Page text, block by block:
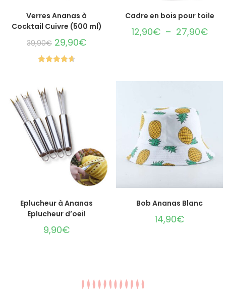
AJOUTER AU PANIER
Verres Ananas à
Cocktail Cuivre (500 ml)
39,90€ 29,90€
CHOIX DES OPTIONS
Cadre en bois pour toile
12,90€ – 27,90€
AJOUTER AU PANIER
Eplucheur à Ananas
Eplucheur d’oeil
9,90€
Bob Ananas Blanc
14,90€